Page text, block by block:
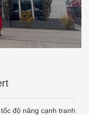
độ nâng cạnh tranh